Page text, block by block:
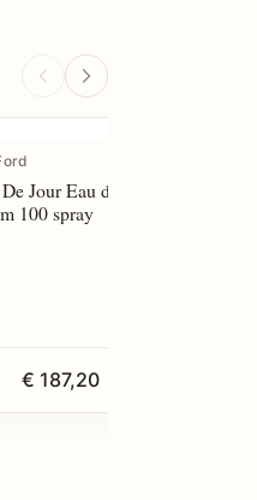
Jour Eau de
100 spray
€ 187,20